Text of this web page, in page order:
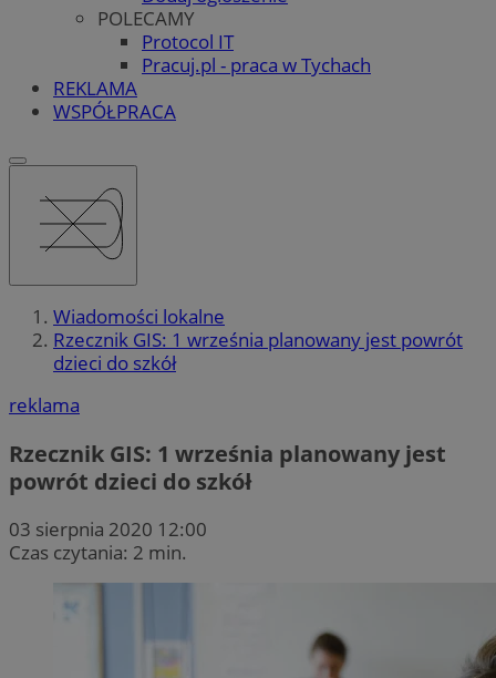
POLECAMY
Protocol IT
Pracuj.pl - praca w Tychach
REKLAMA
WSPÓŁPRACA
Wiadomości lokalne
Rzecznik GIS: 1 września planowany jest powrót
dzieci do szkół
reklama
Rzecznik GIS: 1 września planowany jest
powrót dzieci do szkół
03 sierpnia 2020 12:00
Czas czytania: 2 min.